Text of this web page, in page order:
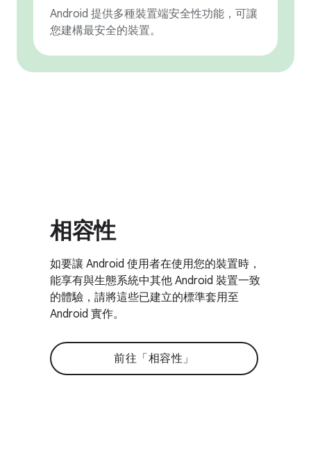
Android 提供多種裝置端安全性功能，可讓
您建構最安全的裝置。
相容性
如要讓 Android 使用者在使用您的裝置時，
能享有與生態系統中其他 Android 裝置一致
的體驗，請將這些已建立的標準套用至
Android 實作。
前往「相容性」